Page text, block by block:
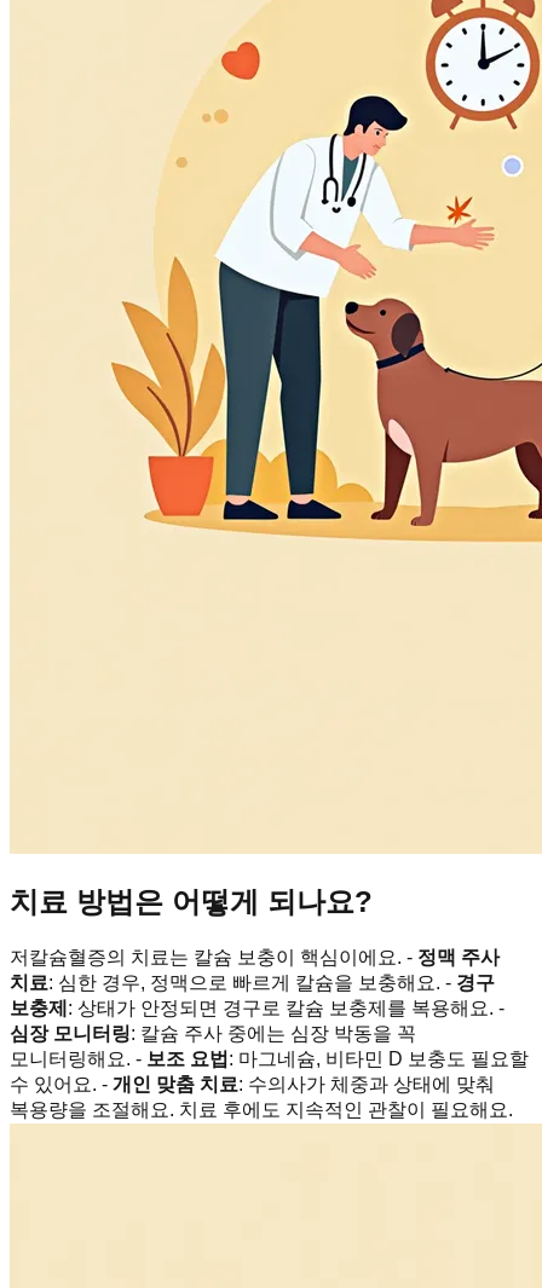
치료 방법은 어떻게 되나요?
저칼슘혈증의 치료는 칼슘 보충이 핵심이에요. - 정맥 주사
치료: 심한 경우, 정맥으로 빠르게 칼슘을 보충해요. - 경구
보충제 : 상태가 안정되면 경구로 칼슘 보충제를 복용해요. -
심장 모니터링: 칼슘 주사 중에는 심장 박동을 꼭
모니터링해요. - 보조 요법 : 마그네슘, 비타민 D 보충도 필요할
수 있어요. - 개인 맞춤 치료: 수의사가 체중과 상태에 맞춰
복용량을 조절해요. 치료 후에도 지속적인 관찰이 필요해요.